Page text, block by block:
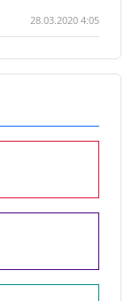
28.03.2020 4:05